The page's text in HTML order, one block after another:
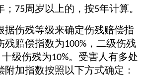
； 75周岁以上的，按5年计算。
据伤残等级来确定伤残赔偿指
残赔偿指数为100% ，二级伤残
十级伤残为10%。受害人有多处
加指数按照以下方式确定：